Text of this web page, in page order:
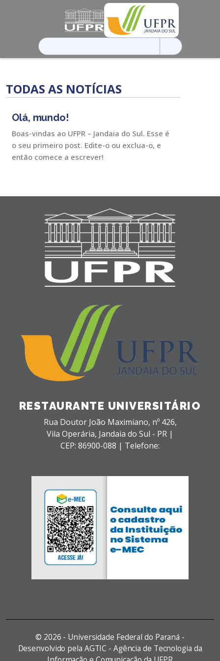
Pesquisar
por:
TODAS AS NOTÍCIAS
Olá, mundo!
Boas-vindas ao UFPR – Jandaia do Sul. Esse é
o seu primeiro post. Edite-o ou exclua-o, e
então comece a escrever!
RESTAURANTE UNIVERSITÁRIO
Rua Doutor João Maximiano, nº 426,
Vila Operária, Jandaia do Sul - PR |
CEP: 86900-088 | Telefone:
© 2026 - Universidade Federal do Paraná -
Desenvolvido pela AGTIC - Agência de Tecnologia da